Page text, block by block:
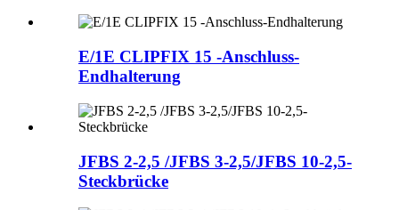
E/1E CLIPFIX 15 -Anschluss-
Endhalterung
JFBS 2-2,5 /JFBS 3-2,5/JFBS 10-2,5-
Steckbrücke